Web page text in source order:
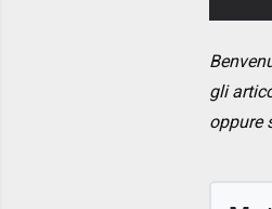
gli
oppure